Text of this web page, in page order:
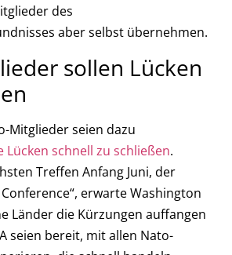
des
aber selbst übernehmen.
sollen Lücken
Mitglieder seien dazu
Lücken schnell zu schließen.
Treffen Anfang Juni, der
erwarte Washington
Länder die Kürzungen auffangen
seien bereit, mit allen Nato-